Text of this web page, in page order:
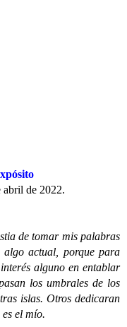
de 2022.
de tomar mis palabras
algo actual, porque para
alguno en entablar
los umbrales de los
islas. Otros dedicaran
el mío.